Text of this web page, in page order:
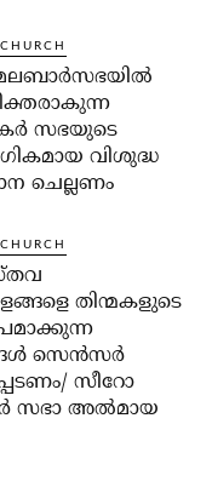
സഭയുടെ
വിശുദ്ധ
ചെല്ലണം
തിന്മകളുടെ
സെൻസർ
സീറോ
സഭാ അൽമായ